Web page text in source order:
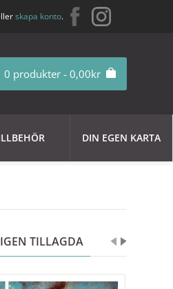
skapa konto.
0 produkter - 0,00kr
DIN EGEN KARTA
TILLAGDA